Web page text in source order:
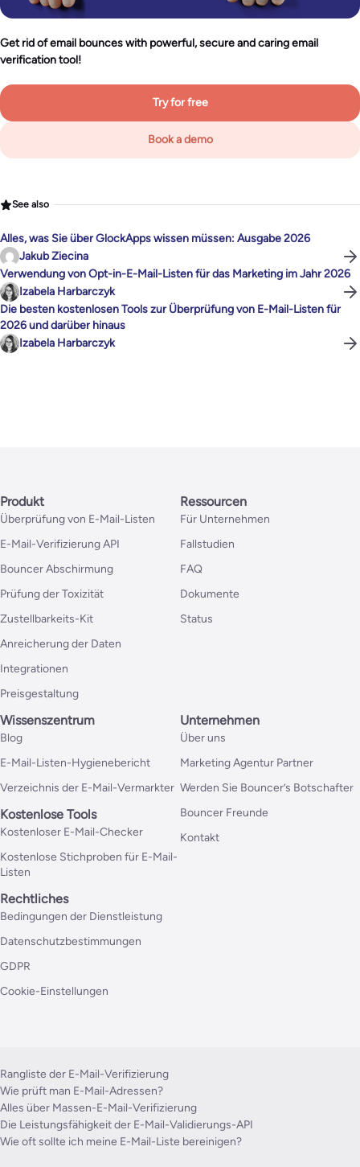
Get rid of email bounces with powerful, secure and caring email
verification tool!
Try for free
Book a demo
See also
Alles, was Sie über GlockApps wissen müssen: Ausgabe 2026
Jakub Ziecina
Verwendung von Opt-in-E-Mail-Listen für das Marketing im Jahr 2026
Izabela Harbarczyk
Die besten kostenlosen Tools zur Überprüfung von E-Mail-Listen für
2026 und darüber hinaus
Izabela Harbarczyk
Produkt
Überprüfung von E-Mail-Listen
E-Mail-Verifizierung API
Bouncer Abschirmung
Prüfung der Toxizität
Zustellbarkeits-Kit
Anreicherung der Daten
Integrationen
Preisgestaltung
Ressourcen
Für Unternehmen
Fallstudien
FAQ
Dokumente
Status
Wissenszentrum
Blog
E-Mail-Listen-Hygienebericht
Verzeichnis der E-Mail-Vermarkter
Kostenlose Tools
Kostenloser E-Mail-Checker
Kostenlose Stichproben für E-Mail-
Listen
Unternehmen
Über uns
Marketing Agentur Partner
Werden Sie Bouncer’s Botschafter
Bouncer Freunde
Kontakt
Rechtliches
Bedingungen der Dienstleistung
Datenschutzbestimmungen
GDPR
Cookie-Einstellungen
Rangliste der E-Mail-Verifizierung
Wie prüft man E-Mail-Adressen?
Alles über Massen-E-Mail-Verifizierung
Die Leistungsfähigkeit der E-Mail-Validierungs-API
Wie oft sollte ich meine E-Mail-Liste bereinigen?